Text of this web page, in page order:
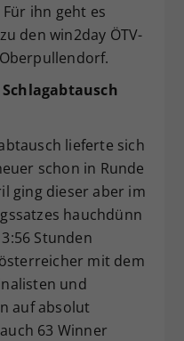
ihn geht es
den win2day ÖTV-
lieferte sich
schon in Runde
ging dieser aber im
hauchdünn
Stunden
mit dem
und
auf absolut
63 Winner